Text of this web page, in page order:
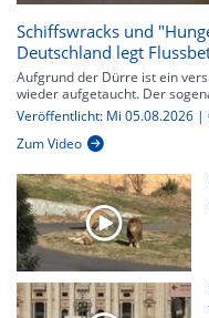
Schiffswracks und
Deutschland legt
Aufgrund der Dürre ist ein
wieder aufgetaucht. Der
Veröffentlicht: Mi 05.08.2026 |
Zum Video